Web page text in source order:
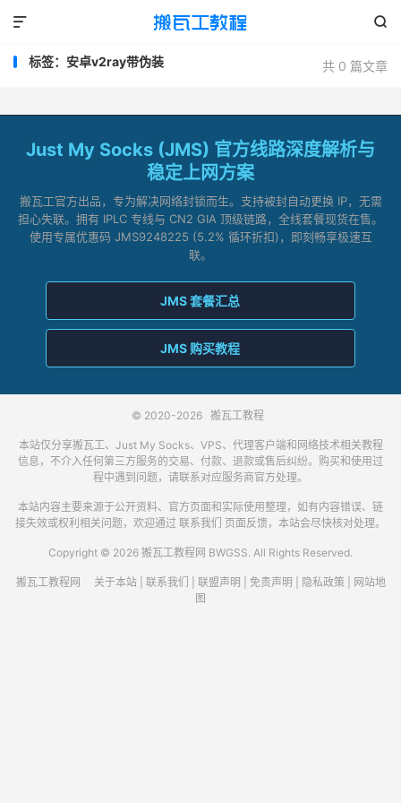


共 0 篇文章
标签：安卓v2ray带伪装
Just My Socks (JMS) 官方线路深度解析与
稳定上网方案
搬瓦工官方出品，专为解决网络封锁而生。支持被封自动更换 IP，无需
担心失联。拥有 IPLC 专线与 CN2 GIA 顶级链路，全线套餐现货在售。
使用专属优惠码 JMS9248225 (5.2% 循环折扣)，即刻畅享极速互
联。
JMS 套餐汇总
JMS 购买教程
© 2020-2026 搬瓦工教程
本站仅分享搬瓦工、Just My Socks、VPS、代理客户端和网络技术相关教程
信息，不介入任何第三方服务的交易、付款、退款或售后纠纷。购买和使用过
程中遇到问题，请联系对应服务商官方处理。
本站内容主要来源于公开资料、官方页面和实际使用整理，如有内容错误、链
接失效或权利相关问题，欢迎通过 联系我们 页面反馈，本站会尽快核对处理。
Copyright © 2026 搬瓦工教程网 BWGSS. All Rights Reserved.
搬瓦工教程网 关于本站| 联系我们 联盟声明 免责声明 隐私政策
网站地
图